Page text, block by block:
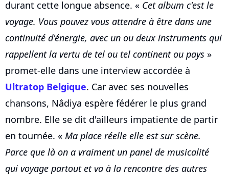
durant cette longue absence. « Cet album c'est le
voyage. Vous pouvez vous attendre à être dans une
continuité d'énergie, avec un ou deux instruments qui
rappellent la vertu de tel ou tel continent ou pays »
promet-elle dans une interview accordée à
Ultratop Belgique. Car avec ses nouvelles
chansons, Nâdiya espère fédérer le plus grand
nombre. Elle se dit d'ailleurs impatiente de partir
en tournée. « Ma place réelle elle est sur scène.
Parce que là on a vraiment un panel de musicalité
qui voyage partout et va à la rencontre des autres